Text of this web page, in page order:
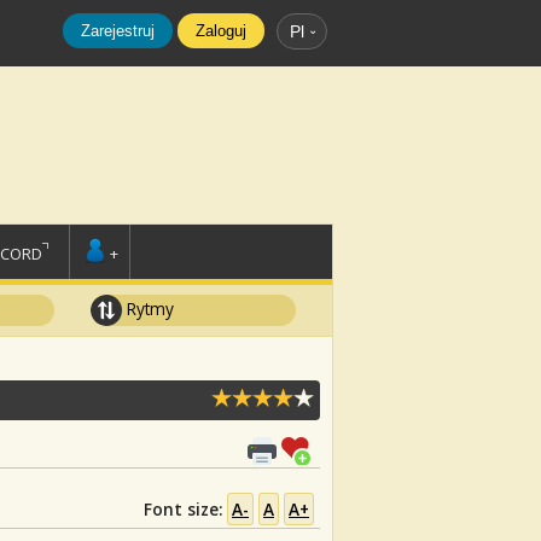
Zarejestruj Zaloguj Pl
+
Rytmy
Font size: A- A A+